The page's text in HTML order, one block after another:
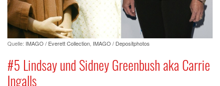
Quelle: IMAGO / Everett Collection IMAGO / Depositphotos
#5 Lindsay und Sidney Greenbush aka Carrie
Ingalls